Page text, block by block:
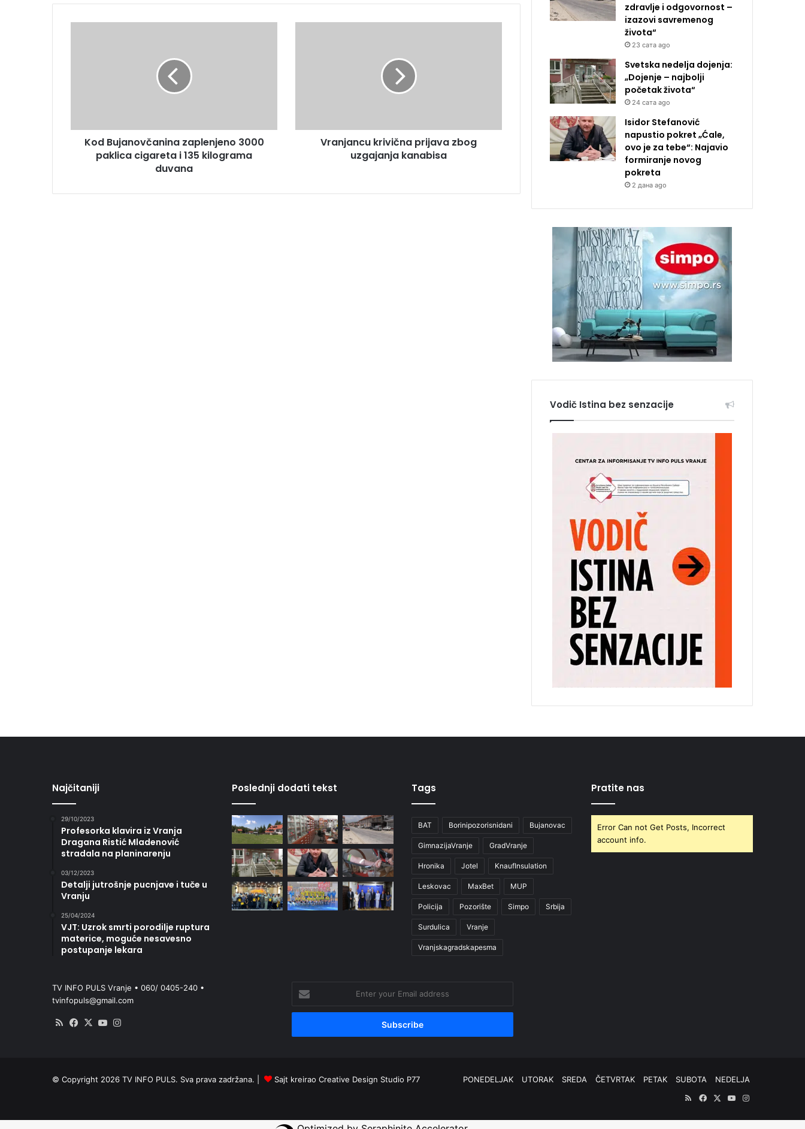
Kod Bujanovčanina zaplenjeno 3000
paklica cigareta i 135 kilograma
duvana
Vranjancu krivična prijava zbog
uzgajanja kanabisa
zdravlje i odgovornost –
izazovi savremenog
života“
23 сата ago
Svetska nedelja dojenja:
„Dojenje – najbolji
početak života“
24 сата ago
Isidor Stefanović
napustio pokret „Ćale,
ovo je za tebe“: Najavio
formiranje novog
pokreta
2 дана ago
Vodič Istina bez senzacije
Najčitaniji
29/10/2023
Profesorka klavira iz Vranja
Dragana Ristić Mladenović
stradala na planinarenju
03/12/2023
Detalji jutrošnje pucnjave i tuče u
Vranju
25/04/2024
VJT: Uzrok smrti porodilje ruptura
materice, moguće nesavesno
postupanje lekara
Poslednji dodati tekst Tags
BAT Borinipozorisnidani Bujanovac
GimnazijaVranje GradVranje
Hronika Jotel KnaufInsulation
Leskovac MaxBet MUP
Policija Pozorište Simpo Srbija
Surdulica Vranje
Vranjskagradskapesma
Pratite nas
Error Can not Get Posts, Incorrect
account info.
TV INFO PULS Vranje • 060/ 0405-240 •
tvinfopuls@gmail.com
RSS Facebook
X YouTube
your
Email
© Copyright 2026 TV INFO PULS. Sva prava zadržana. | Sajt kreirao Creative Design Studio P77 PONEDELJAK UTORAK SREDA ČETVRTAK PETAK SUBOTA
NEDELJA
RSSFacebook
X YouTubeInstagram